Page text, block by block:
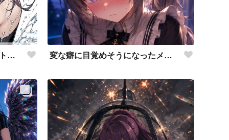
涼しげな描写とはをコンセプトにしたダイバー花梨先輩 変な癖に目覚めそうになったメイドディーレ赤面バージョン